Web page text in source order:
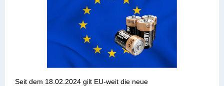
Seit dem 18.02.2024 gilt EU-weit die neue